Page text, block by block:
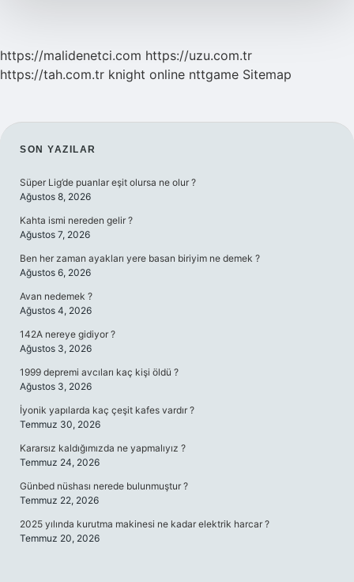
https://malidenetci.com https://uzu.com.tr
https://tah.com.tr knight online nttgame Sitemap
SIDEBAR
SON YAZILAR
Süper Lig’de puanlar eşit olursa ne olur ?
Ağustos 8, 2026
Kahta ismi nereden gelir ?
Ağustos 7, 2026
Ben her zaman ayakları yere basan biriyim ne demek ?
Ağustos 6, 2026
Avan nedemek ?
Ağustos 4, 2026
142A nereye gidiyor ?
Ağustos 3, 2026
1999 depremi avcıları kaç kişi öldü ?
Ağustos 3, 2026
İyonik yapılarda kaç çeşit kafes vardır ?
Temmuz 30, 2026
Kararsız kaldığımızda ne yapmalıyız ?
Temmuz 24, 2026
Günbed nüshası nerede bulunmuştur ?
Temmuz 22, 2026
2025 yılında kurutma makinesi ne kadar elektrik harcar ?
Temmuz 20, 2026